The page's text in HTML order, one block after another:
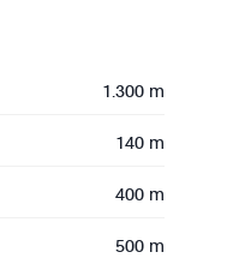
1.300 m
140 m
400 m
500 m